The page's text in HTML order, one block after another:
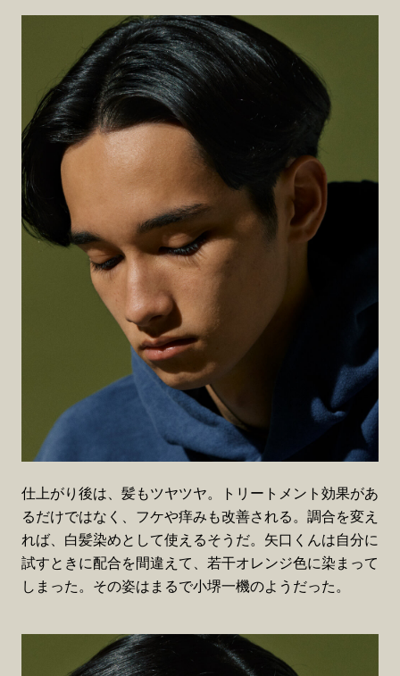
仕上がり後は、髪もツヤツヤ。トリートメント効果があ
るだけではなく、フケや痒みも改善される。調合を変え
れば、白髪染めとして使えるそうだ。矢口くんは自分に
試すときに配合を間違えて、若干オレンジ色に染まって
しまった。その姿はまるで小堺一機のようだった。